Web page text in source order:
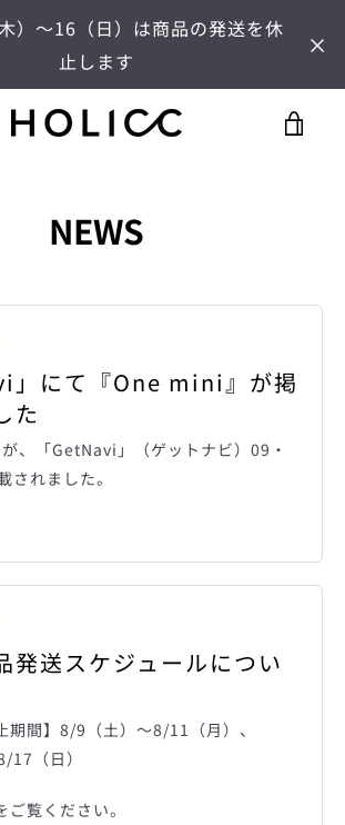
）～16（日）は商品の発送を休
止します
NEWS
」にて『One mini』が掲
た
、「GetNavi」（ゲットナビ）09・
されました。
発送スケジュールについ
期間】8/9（土）～8/11（月）、
（日）
覧ください。